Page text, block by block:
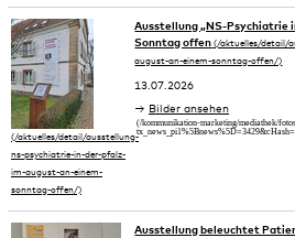
Ausstellung „NS-Psychiatrie
Sonntag offen
13.07.2026
Bilder ansehen
Ausstellung beleuchtet